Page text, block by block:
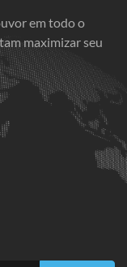
em todo o
maximizar seu